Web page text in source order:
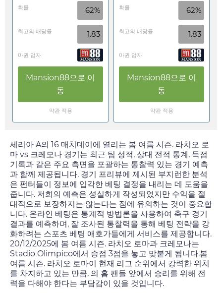
확률 62%
최고의 배당률 1.83
마권 업자
Mansion88으로 이
동
약관 적용
확률 62%
최고의 배당률 1.83
마권 업자
Mansion88으로 이
동
약관 적용
세리아 A의 16 매치데이에 열리는 봄 여름 시즌. 라치오 로
마 vs 크레모나 경기는 최근 팀 성적, 상대 전적 통계, 득점
기록과 같은 주요 측면을 포괄하는 통찰력 있는 경기 예측
과 함께 제공됩니다. 경기 프리뷰에 제시된 부지런한 분석
은 펀터들이 정보에 입각한 베팅 결정을 내리는 데 도움을
줍니다. 저희의 예측은 성실하게 작성되었지만 수익을 절
대적으로 보장하지는 않는다는 점에 유의하는 것이 중요합
니다. 온라인 베팅은 통계적 방법론을 사용하여 축구 경기
결과를 예측하며, 잘 조사된 통찰력을 통해 베팅 전략을 강
화하려는 스포츠 베팅 애호가들에게 서비스를 제공합니다.
20/12/2025에 봄 여름 시즌. 라치오 로마과 크레모나는
Stadio Olimpico에서 승점 3점을 놓고 맞붙게 됩니다.봄
여름 시즌. 라치오 로마이 현재 리그 순위에서 강력한 위치
를 차지하고 있는 만큼, 의 홈 팬들 앞에서 승리를 위해 전
력을 다해야 한다는 부담감이 있을 것입니다.